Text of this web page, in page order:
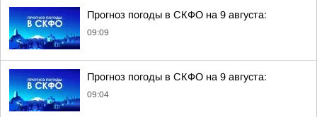
Прогноз погоды в СКФО на 9 августа:
09:09
Прогноз погоды в СКФО на 9 августа:
09:04